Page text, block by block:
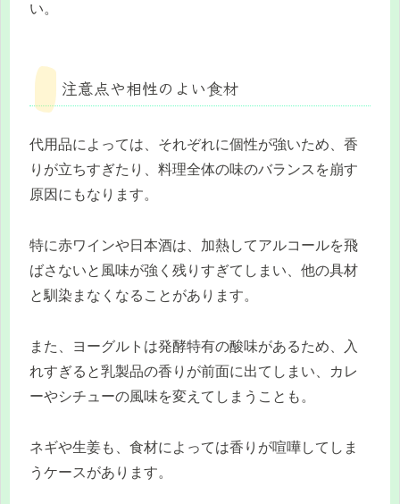
い。
注意点や相性のよい食材
代用品によっては、それぞれに個性が強いため、香
りが立ちすぎたり、料理全体の味のバランスを崩す
原因にもなります。
特に赤ワインや日本酒は、加熱してアルコールを飛
ばさないと風味が強く残りすぎてしまい、他の具材
と馴染まなくなることがあります。
また、ヨーグルトは発酵特有の酸味があるため、入
れすぎると乳製品の香りが前面に出てしまい、カレ
ーやシチューの風味を変えてしまうことも。
ネギや生姜も、食材によっては香りが喧嘩してしま
うケースがあります。